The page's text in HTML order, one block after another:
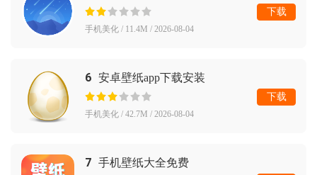
纸)
手机美化 / 11.4M / 2026-08-04
下载
6 安卓壁纸app下载安装
手机美化 / 42.7M / 2026-08-04
下载
7 手机壁纸大全免费